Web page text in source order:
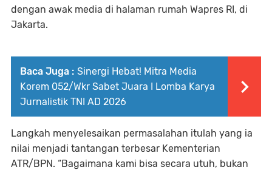
dengan awak media di halaman rumah Wapres RI, di
Jakarta.
Baca Juga : Sinergi Hebat! Mitra Media
Korem 052/Wkr Sabet Juara I Lomba Karya
Jurnalistik TNI AD 2026
Langkah menyelesaikan permasalahan itulah yang ia
nilai menjadi tantangan terbesar Kementerian
ATR/BPN. “Bagaimana kami bisa secara utuh, bukan